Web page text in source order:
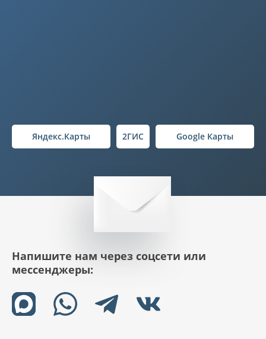
Яндекс.Карты 2ГИС Google Карты
Напишите нам через соцсети или
мессенджеры: